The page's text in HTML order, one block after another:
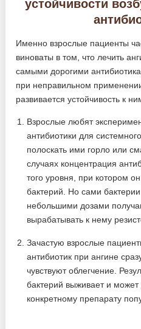
устойчивости
Именно взрослые пациенты
виноваты в том, что лечить
самыми дорогими
при неправильном
развивается устойчивость к
Взрослые любят
антибиотики для
полоскать ими горло или
случаях концентрация
того уровня, при котором
бактерий. Но сами
небольшими дозами
вырабатывать к нему
Зачастую взрослые
антибиотик при ангине
чувствуют облегчение.
бактерий выживает и может
конкретному препарату